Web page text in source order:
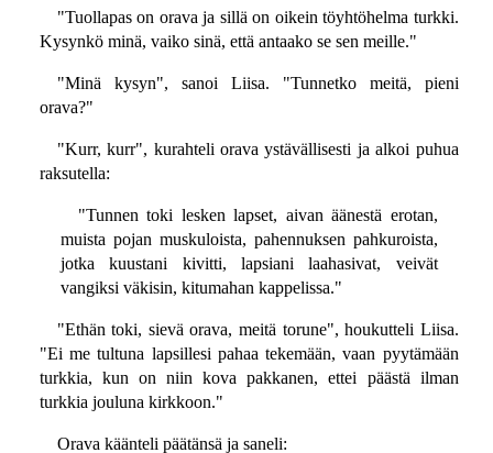
"Tuollapas on orava ja sillä on oikein töyhtöhelma turkki.
Kysynkö minä, vaiko sinä, että antaako se sen meille."
"Minä kysyn", sanoi Liisa. "Tunnetko meitä, pieni
orava?"
"Kurr, kurr", kurahteli orava ystävällisesti ja alkoi puhua
raksutella:
"Tunnen toki lesken lapset, aivan äänestä erotan,
muista pojan muskuloista, pahennuksen pahkuroista,
jotka kuustani kivitti, lapsiani laahasivat, veivät
vangiksi väkisin, kitumahan kappelissa."
"Ethän toki, sievä orava, meitä torune", houkutteli Liisa.
"Ei me tultuna lapsillesi pahaa tekemään, vaan pyytämään
turkkia, kun on niin kova pakkanen, ettei päästä ilman
turkkia jouluna kirkkoon."
Orava käänteli päätänsä ja saneli: